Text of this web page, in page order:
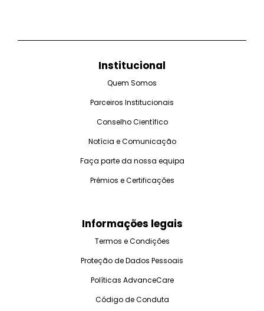
Institucional
Quem Somos
Parceiros Institucionais
Conselho Científico
Notícia e Comunicação
Faça parte da nossa equipa
Prémios e Certificações
Informações legais
Termos e Condições
Proteção de Dados Pessoais
Políticas AdvanceCare
Código de Conduta